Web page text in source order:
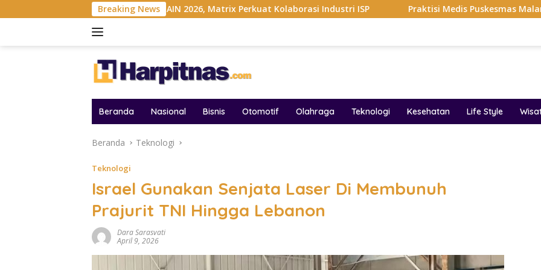
ke
Breaking News
Gelar MAIN 2026, Matrix Perkuat Kolaborasi Industri ISP Praktisi Medis Puskesmas Malang Ikut Ejek
Beranda Nasional Bisnis Otomotif Olahraga Teknologi Kesehatan Life Style
Beranda Teknologi
Teknologi
Israel Gunakan Senjata Laser Di Membunuh
Prajurit TNI Hingga Lebanon
Dara Sarasvati
April 9, 2026